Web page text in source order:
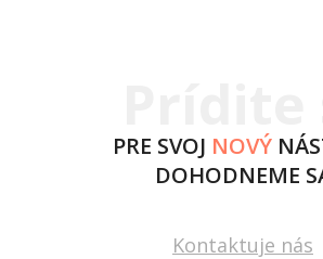
PRE SVOJ NOVÝ
DOHODNEME
Kontaktuje nás